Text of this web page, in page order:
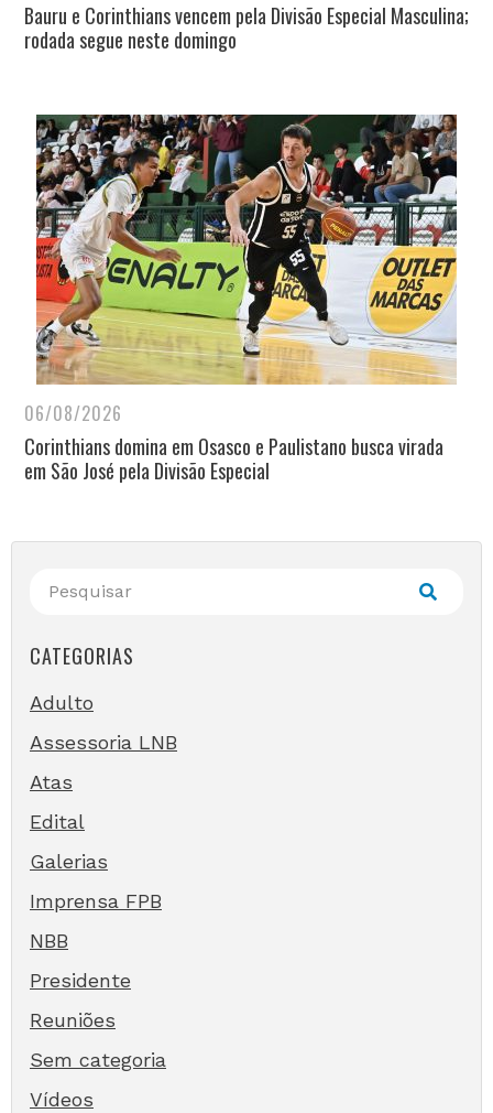
Bauru e Corinthians vencem pela Divisão Especial Masculina;
rodada segue neste domingo
06/08/2026
Corinthians domina em Osasco e Paulistano busca virada
em São José pela Divisão Especial
CATEGORIAS
Adulto
Assessoria LNB
Atas
Edital
Galerias
Imprensa FPB
NBB
Presidente
Reuniões
Sem categoria
Vídeos